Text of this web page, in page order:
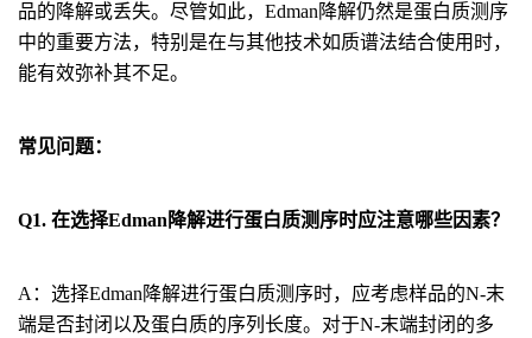
品的降解或丢失。尽管如此，Edman降解仍然是蛋白质测序
中的重要方法，特别是在与其他技术如质谱法结合使用时，
能有效弥补其不足。
常见问题：
Q1. 在选择Edman降解进行蛋白质测序时应注意哪些因素？
A：选择Edman降解进行蛋白质测序时，应考虑样品的N-末
端是否封闭以及蛋白质的序列长度。对于N-末端封闭的多